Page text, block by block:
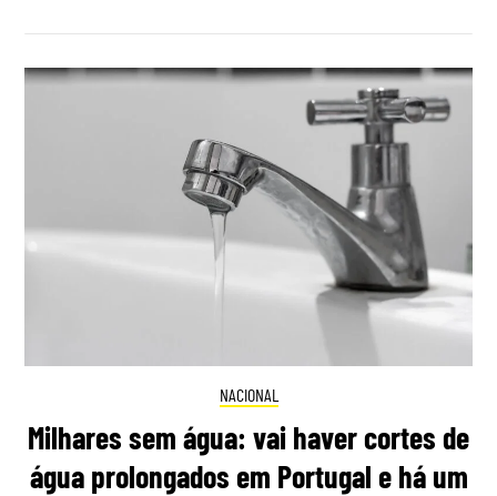
NACIONAL
Milhares sem água: vai haver cortes de
água prolongados em Portugal e há um